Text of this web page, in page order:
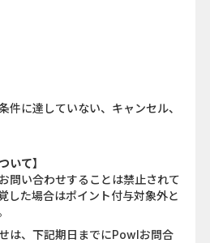
件に達していない、キャンセル、
いて】
問い合わせすることは禁止されて
した場合はポイント付与対象外と
は、下記期日までにPowlお問合